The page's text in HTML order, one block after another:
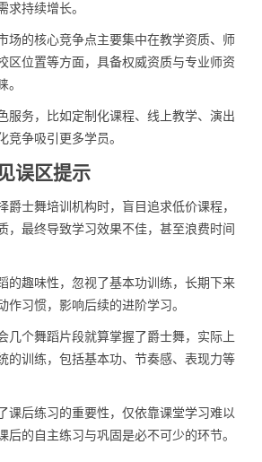
求持续增长。
场的核心竞争点主要集中在教学资质、师
区位置等方面，具备权威资质与专业师资
。
服务，比如定制化课程、线上教学、演出
竞争吸引更多学员。
误区提示
爵士舞培训机构时，盲目追求低价课程，
，最终导致学习效果不佳，甚至浪费时间
的趣味性，忽视了基本功训练，长期下来
作习惯，影响后续的进阶学习。
几个舞蹈片段就算掌握了爵士舞，实际上
的训练，包括基本功、节奏感、表现力等
课后练习的重要性，仅依靠课堂学习难以
后的自主练习与巩固是必不可少的环节。